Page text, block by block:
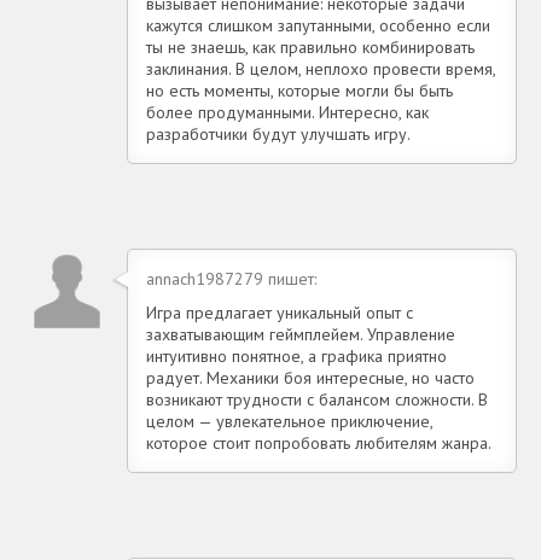
кажутся слишком запутанными, особенно если
ты не знаешь, как правильно комбинировать
заклинания. В целом, неплохо провести время,
но есть моменты, которые могли бы быть
более продуманными. Интересно, как
разработчики будут улучшать игру.
annach1987279 пишет:
Игра предлагает уникальный опыт с
захватывающим геймплейем. Управление
интуитивно понятное, а графика приятно
радует. Механики боя интересные, но часто
возникают трудности с балансом сложности. В
целом — увлекательное приключение,
которое стоит попробовать любителям жанра.